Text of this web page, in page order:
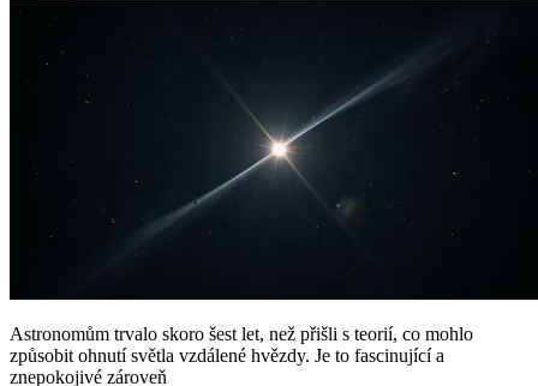
Astronomům trvalo skoro šest let, než přišli s teorií, co mohlo
způsobit ohnutí světla vzdálené hvězdy. Je to fascinující a
znepokojivé zároveň